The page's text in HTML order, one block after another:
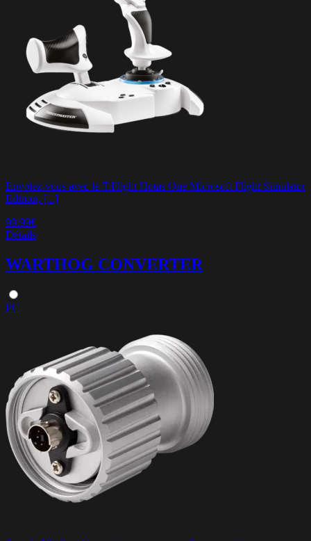
Envolez-vous avec le T.Flight Hotas One Microsoft Flight Simulator
Edition, [...]
99.99€
Détails
WARTHOG CONVERTER
PC